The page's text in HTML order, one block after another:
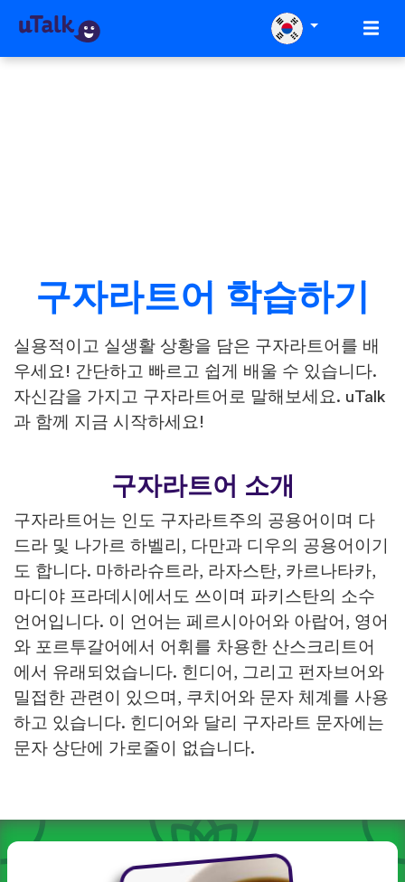
구자라트어 학습하기
실용적이고 실생활 상황을 담은 구자라트어를 배
우세요! 간단하고 빠르고 쉽게 배울 수 있습니다.
자신감을 가지고 구자라트어로 말해보세요. uTalk
과 함께 지금 시작하세요!
구자라트어 소개
구자라트어는 인도 구자라트주의 공용어이며 다
드라 및 나가르 하벨리, 다만과 디우의 공용어이기
도 합니다. 마하라슈트라, 라자스탄, 카르나타카,
마디야 프라데시에서도 쓰이며 파키스탄의 소수
언어입니다. 이 언어는 페르시아어와 아랍어, 영어
와 포르투갈어에서 어휘를 차용한 산스크리트어
에서 유래되었습니다. 힌디어, 그리고 펀자브어와
밀접한 관련이 있으며, 쿠치어와 문자 체계를 사용
하고 있습니다. 힌디어와 달리 구자라트 문자에는
문자 상단에 가로줄이 없습니다.